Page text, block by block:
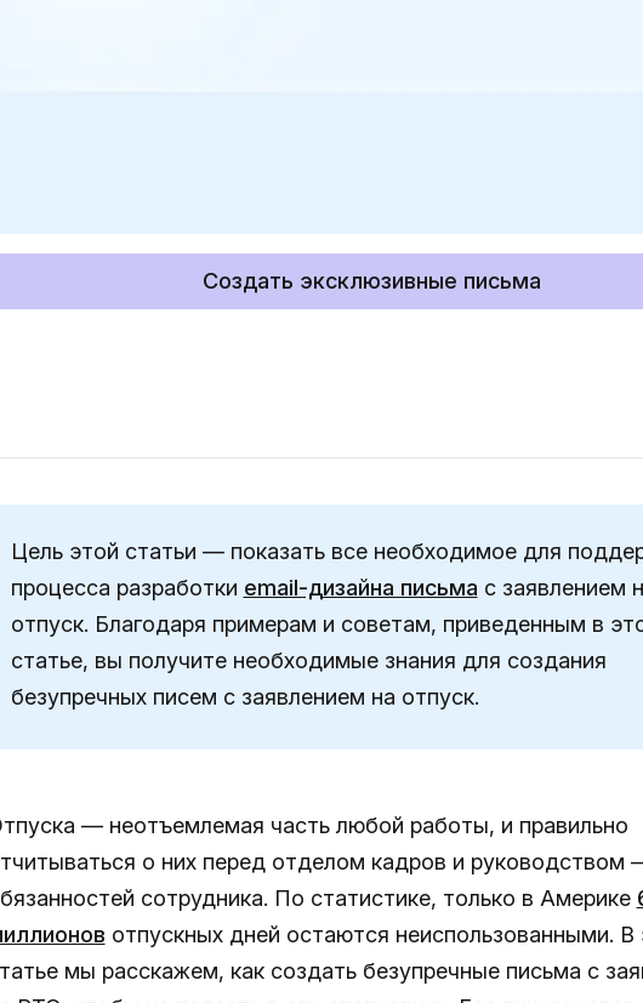
Создать эксклюзивные письма
Цель этой статьи — показать все необходимое для
процесса разработки email-дизайна письма с заявлением
отпуск. Благодаря примерам и советам, приведенным в
статье, вы получите необходимые знания для создания
безупречных писем с заявлением на отпуск.
— неотъемлемая часть любой работы, и правильно
о них перед отделом кадров и руководством
сотрудника. По статистике, только в Америке
отпускных дней остаются неиспользованными. В
мы расскажем, как создать безупречные письма с